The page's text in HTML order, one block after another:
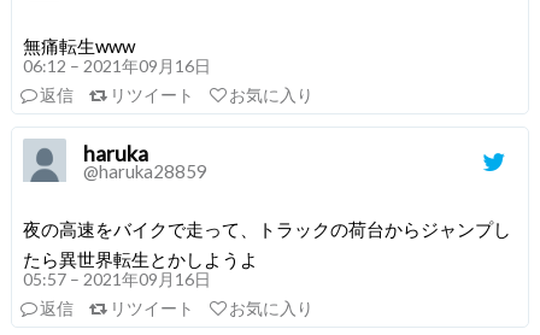
無痛転生www
06:12 – 2021年09月16日
返信
リツイート お気に入り
haruka
@haruka28859
夜の高速をバイクで走って、トラックの荷台からジャンプし
たら異世界転生とかしようよ
05:57 – 2021年09月16日
返信
リツイート お気に入り